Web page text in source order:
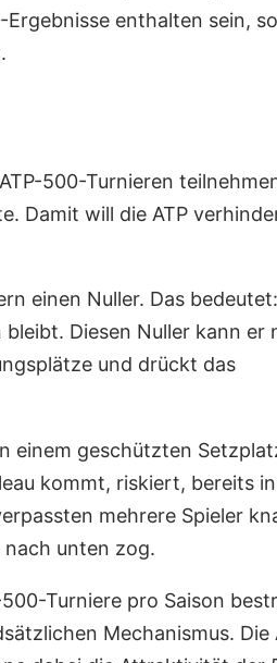
enthalten sein,
500-Turnieren
Damit will die ATP
einen Nuller. Das
Diesen Nuller kann er
und drückt das
einem geschützten
kommt, riskiert, bereits
mehrere Spieler
nach unten zog.
Turniere pro Saison
Mechanismus. Die